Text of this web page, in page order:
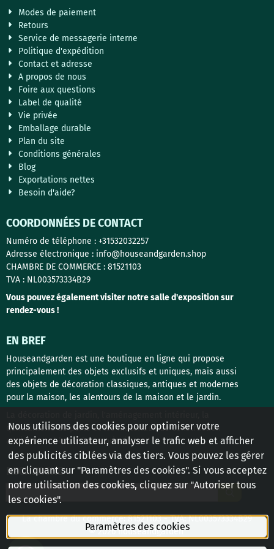
Modes de paiement
Retours
Service de messagerie interne
Politique d'expédition
Contact et adresse
A propos de nous
Foire aux questions
Label de qualité
Vie privée
Emballage durable
Plan du site
Conditions générales
Blog
Exportations nettes
Besoin d'aide?
COORDONNÉES DE CONTACT
Numéro de téléphone : +31532032257
Adresse électronique : info@houseandgarden.shop
CHAMBRE DE COMMERCE : 81521103
TVA : NL003573334B29
Vous pouvez également visiter notre salle d'exposition sur
rendez-vous !
EN BREF
Houseandgarden est une boutique en ligne qui propose
principalement des objets exclusifs et uniques, mais aussi
des objets de décoration classiques, antiques et modernes
pour la maison, les alentours de la maison et le jardin.
quincaillerie de porte et les matériaux de construction
anciens sont les thèmes principaux !
RECHERCHE
Rechercher
La chambre du commerce: 81521103 - TVA: NL003573334B29
© 2026 houseandgarden
Nous utilisons des cookies pour optimiser votre
expérience utilisateur, analyser le trafic web et afficher
des publicités ciblées via des tiers. Vous pouvez les gérer
en cliquant sur "Paramètres des cookies". Si vous acceptez
notre utilisation des cookies, cliquez sur "Autoriser tous
les cookies".
Paramètres des cookies